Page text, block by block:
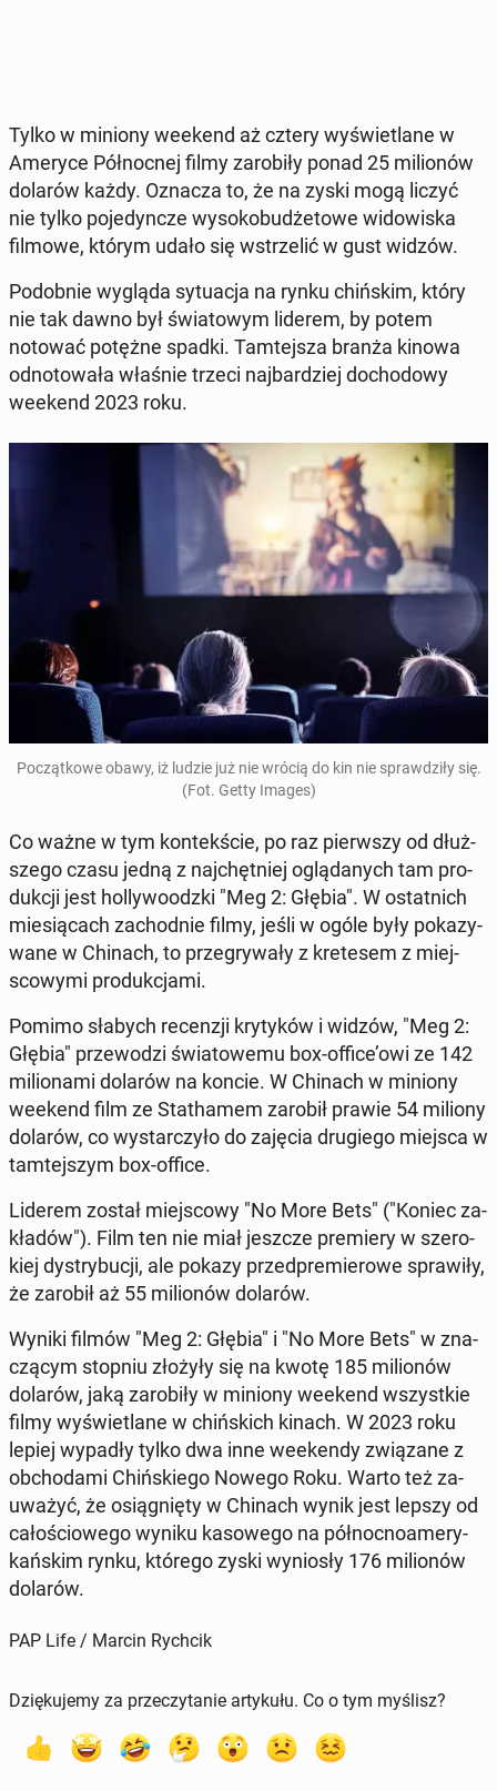
Tylko w miniony weekend aż cztery wy­świe­tla­ne w
Ameryce Pół­noc­nej filmy za­ro­bi­ły ponad 25 mi­lio­nów
dolarów każdy. Oznacza to, że na zyski mogą liczyć
nie tylko po­je­dyn­cze wy­so­ko­bu­dże­to­we wi­do­wi­ska
filmowe, którym udało się wstrze­lić w gust widzów.
Po­dob­nie wygląda sy­tu­acja na rynku chiń­skim, który
nie tak dawno był świa­to­wym liderem, by potem
notować potężne spadki. Tam­tej­sza branża kinowa
od­no­to­wa­ła właśnie trzeci naj­bar­dziej do­cho­do­wy
weekend 2023 roku.
Po­cząt­ko­we obawy, iż ludzie już nie wrócią do kin nie spraw­dzi­ły się.
(Fot. Getty Images)
Co ważne w tym kon­tek­ście, po raz pierw­szy od dłuż­
sze­go czasu jedną z naj­chęt­niej oglą­da­nych tam pro­
duk­cji jest hol­ly­wo­odz­ki "Meg 2: Głębia". W ostat­nich
mie­sią­cach za­chod­nie filmy, jeśli w ogóle były po­ka­zy­
wa­ne w Chinach, to prze­gry­wa­ły z kre­te­sem z miej­
sco­wy­mi pro­duk­cja­mi.
Pomimo słabych re­cen­zji kry­ty­ków i widzów, "Meg 2:
Głębia" prze­wo­dzi świa­to­we­mu box-office’owi ze 142
mi­lio­na­mi dolarów na koncie. W Chinach w miniony
weekend film ze Sta­tha­mem zarobił prawie 54 miliony
dolarów, co wy­star­czy­ło do zajęcia dru­gie­go miejsca w
tam­tej­szym box-office.
Liderem został miej­sco­wy "No More Bets" ("Koniec za­
kła­dów"). Film ten nie miał jeszcze pre­mie­ry w sze­ro­
kiej dys­try­bu­cji, ale pokazy przed­pre­mie­ro­we spra­wi­ły,
że zarobił aż 55 mi­lio­nów dolarów.
Wyniki filmów "Meg 2: Głębia" i "No More Bets" w zna­
czą­cym stopniu złożyły się na kwotę 185 mi­lio­nów
dolarów, jaką za­ro­bi­ły w miniony weekend wszyst­kie
filmy wy­świe­tla­ne w chiń­skich kinach. W 2023 roku
lepiej wypadły tylko dwa inne week­en­dy zwią­za­ne z
ob­cho­da­mi Chiń­skie­go Nowego Roku. Warto też za­
uwa­żyć, że osią­gnię­ty w Chinach wynik jest lepszy od
ca­ło­ścio­we­go wyniku ka­so­we­go na pół­noc­no­ame­ry­
kań­skim rynku, którego zyski wy­nio­sły 176 mi­lio­nów
dolarów.
PAP Life / Marcin Rychcik
Dziękujemy za przeczytanie artykułu. Co o tym myślisz?